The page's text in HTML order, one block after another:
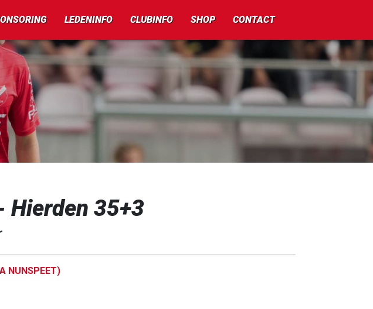
LEDENINFO CLUBINFO SHOP CONTACT
Hierden 35+3
NUNSPEET)